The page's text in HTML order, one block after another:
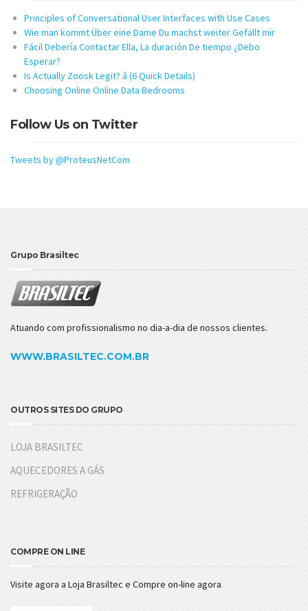
Principles of Conversational User Interfaces with Use Cases
Wie man kommt Über eine Dame Du machst weiter Gefällt mir
Fácil Debería Contactar Ella, La duración De tiempo ¿Debo
Esperar?
Is Actually Zoosk Legit? â (6 Quick Details)
Choosing Online Online Data Bedrooms
Follow Us on Twitter
Tweets by @ProteusNetCom
Grupo Brasiltec
Atuando com profissionalismo no dia-a-dia de nossos clientes.
WWW.BRASILTEC.COM.BR
OUTROS SITES DO GRUPO
LOJA BRASILTEC
AQUECEDORES A GÁS
REFRIGERAÇÃO
COMPRE ON LINE
Visite agora a Loja Brasiltec e Compre on-line agora